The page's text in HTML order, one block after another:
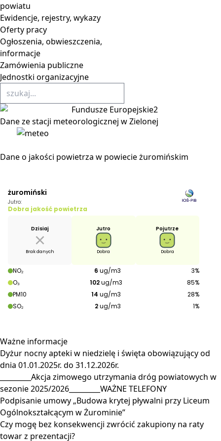
powiatu
Ewidencje, rejestry, wykazy
Oferty pracy
Ogłoszenia, obwieszczenia,
informacje
Zamówienia publiczne
Jednostki organizacyjne
Dane ze stacji meteorologicznej w Zielonej
Dane o jakości powietrza w powiecie żuromińskim
Ważne informacje
Dyżur nocny apteki w niedzielę i święta obowiązujący od
dnia 01.01.2025r. do 31.12.2026r.
_________Akcja zimowego utrzymania dróg powiatowych w
sezonie 2025/2026_________WAŻNE TELEFONY
Podpisanie umowy „Budowa krytej pływalni przy Liceum
Ogólnokształcącym w Żurominie”
Czy mogę bez konsekwencji zwrócić zakupiony na raty
towar z prezentacji?